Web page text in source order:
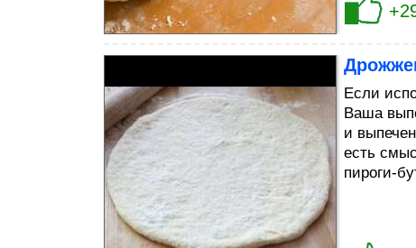
Если
Ваша
и
есть
пироги-